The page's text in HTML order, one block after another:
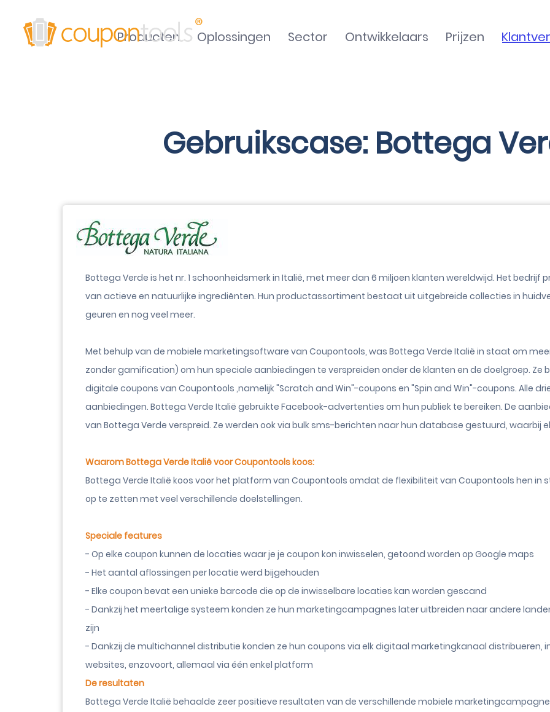
Producten Oplossingen Sector Ontwikkelaars Prijzen
Gebruikscase: Bottega
Bottega Verde is het nr. 1 schoonheidsmerk in Italië, met meer dan 6 miljoen klanten wereldwijd. Het
van actieve en natuurlijke ingrediënten. Hun productassortiment bestaat uit uitgebreide collecties in
geuren en nog veel meer.
Met behulp van de mobiele marketingsoftware van Coupontools, was Bottega Verde Italië in staat om
zonder gamification) om hun speciale aanbiedingen te verspreiden onder de klanten en de doelgroep. Ze
digitale coupons van Coupontools ,namelijk "Scratch and Win"-coupons en "Spin and Win"-coupons. Alle
aanbiedingen. Bottega Verde Italië gebruikte Facebook-advertenties om hun publiek te bereiken. De
van Bottega Verde verspreid. Ze werden ook via bulk sms-berichten naar hun database gestuurd, waarbij
Waarom Bottega Verde Italië voor Coupontools koos:
Bottega Verde Italië koos voor het platform van Coupontools omdat de flexibiliteit van Coupontools hen
op te zetten met veel verschillende doelstellingen.
Speciale features
- Op elke coupon kunnen de locaties waar je je coupon kon inwisselen, getoond worden op Google maps
- Het aantal aflossingen per locatie werd bijgehouden
- Elke coupon bevat een unieke barcode die op de inwisselbare locaties kan worden gescand
- Dankzij het meertalige systeem konden ze hun marketingcampagnes later uitbreiden naar andere
zijn
- Dankzij de multichannel distributie konden ze hun coupons via elk digitaal marketingkanaal distribueren,
websites, enzovoort, allemaal via één enkel platform
De resultaten
Bottega Verde Italië behaalde zeer positieve resultaten van de verschillende mobiele